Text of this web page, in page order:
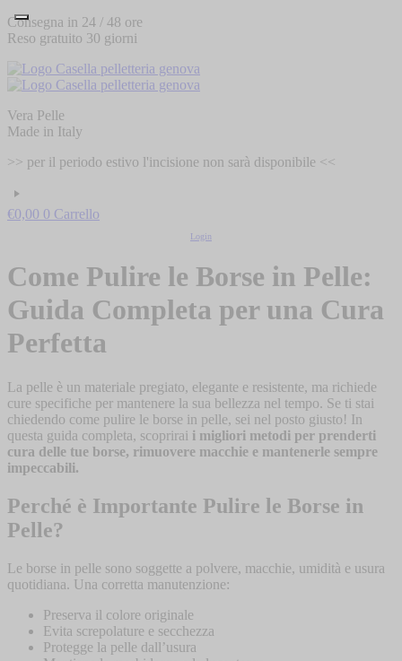
Vai
al
Consegna in 24 / 48 ore
Reso gratuito 30 giorni
Vera Pelle
Made in Italy
>> per il periodo estivo l'incisione non sarà disponibile <<
€0,00 0 Carrello
Login
Come Pulire le Borse in Pelle:
Guida Completa per una Cura
Perfetta
La pelle è un materiale pregiato, elegante e resistente, ma richiede
cure specifiche per mantenere la sua bellezza nel tempo. Se ti stai
chiedendo come pulire le borse in pelle, sei nel posto giusto! In
questa guida completa, scoprirai i migliori metodi per prenderti
cura delle tue borse, rimuovere macchie e mantenerle sempre
impeccabili.
Perché è Importante Pulire le Borse in
Pelle?
Le borse in pelle sono soggette a polvere, macchie, umidità e usura
quotidiana. Una corretta manutenzione:
Preserva il colore originale
Evita screpolature e secchezza
Protegge la pelle dall’usura